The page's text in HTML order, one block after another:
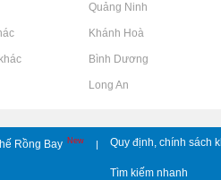
Rao vặt tại Quảng Ninh
Rao vặt tại Khánh Hoà
Rao vặt tại Bình Dương
Rao vặt tại Long An
Rồng Bay New | Quy định, chính sách
Tìm kiếm nhanh